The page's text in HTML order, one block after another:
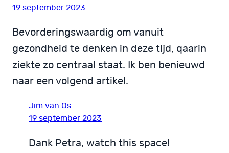
19 september 2023
Bevorderingswaardig om vanuit
gezondheid te denken in deze tijd, qaarin
ziekte zo centraal staat. Ik ben benieuwd
naar een volgend artikel.
Jim van Os
19 september 2023
Dank Petra, watch this space!